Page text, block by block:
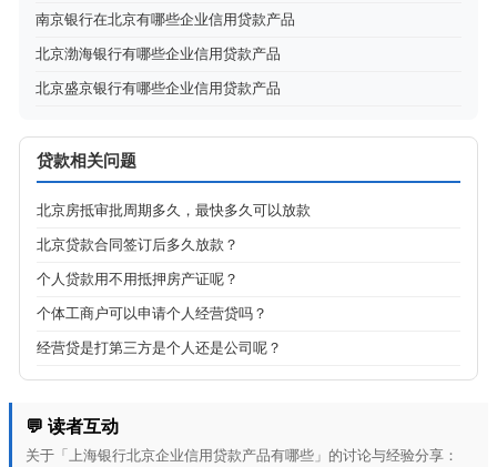
南京银行在北京有哪些企业信用贷款产品
北京渤海银行有哪些企业信用贷款产品
北京盛京银行有哪些企业信用贷款产品
贷款相关问题
北京房抵审批周期多久，最快多久可以放款
北京贷款合同签订后多久放款？
个人贷款用不用抵押房产证呢？
个体工商户可以申请个人经营贷吗？
经营贷是打第三方是个人还是公司呢？
💬 读者互动
关于「上海银行北京企业信用贷款产品有哪些」的讨论与经验分享：